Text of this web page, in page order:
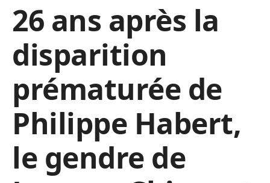
26 ans après la
disparition
prématurée de
Philippe Habert,
le gendre de